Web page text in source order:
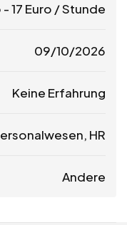
-17 Euro / Stunde
09/10/2026
Keine Erfahrung
HR
Andere